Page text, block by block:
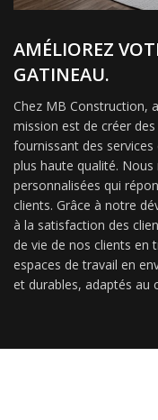
AMÉLIOREZ
GATINEAU.
Chez MB Construction,
mission est de créer
fournissant des
plus haute qualité.
personnalisées qui
clients. Grâce à notre
à la satisfaction des
de vie de nos clients en
espaces de travail en
et durables, adaptés au